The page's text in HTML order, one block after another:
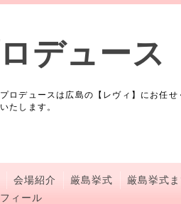
デュース
ロデュースは広島の【レヴィ】にお任
たします。
会場紹介 厳島挙式 厳島挙式
ィール